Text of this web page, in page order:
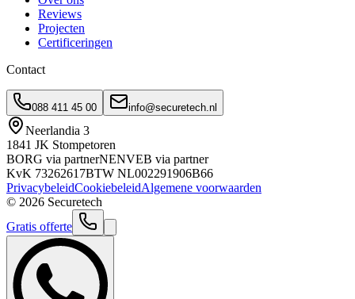
Reviews
Projecten
Certificeringen
Contact
088 411 45 00 info@securetech.nl
Neerlandia 3
1841 JK Stompetoren
BORG via partnerNENVEB via partner
KvK 73262617BTW NL002291906B66
PrivacybeleidCookiebeleidAlgemene voorwaarden
© 2026 Securetech
Gratis offerte